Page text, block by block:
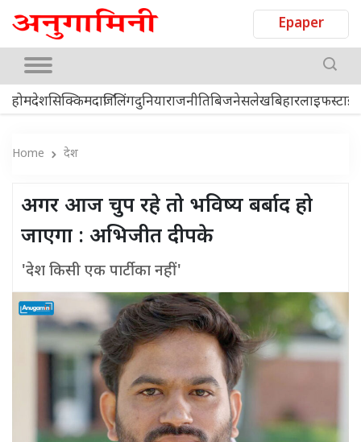
Epaper
होमदेशसिक्किमदार्जिलिंगदुनियाराजनीतिबिजनेसलेखबिहार
Home देश
अगर आज चुप रहे तो भविष्य बर्बाद हो
जाएगा : अभिजीत दीपके
'देश किसी एक पार्टी का नहीं'